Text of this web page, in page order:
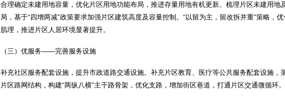
合理确定未建用地容量，优化片区用地功能布局，推进存量用地有机更新。梳理片区未建用地
局，基于“四增两减”政策要求加强片区建筑高度及容量控制。“以留为主，留改拆并重”策略，
肌理，推进片区人居环境显著提升。
（三）优服务——完善服务设施
补充社区服务配套设施，提升市政道路交通设施。补充片区教育、医疗等公共服务配套设施，
片区路网结构，构建“两纵八横”主干路骨架，优化支路，增加街区巷道，打通片区交通微循环。